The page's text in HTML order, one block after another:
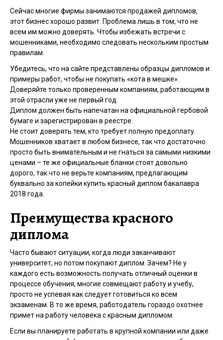
Сейчас многие фирмы занимаются продажей дипломов,
этот бизнес хорошо развит. Проблема лишь в том, что не
всем им можно доверять. Чтобы избежать встречи с
мошенниками, необходимо следовать нескольким простым
правилам.
Убедитесь, что на сайте представлены образцы дипломов и
примеры работ, чтобы не покупать «кота в мешке».
Доверяйте только проверенным компаниям, работающим в
этой отрасли уже не первый год.
Диплом должен быть напечатан на официальной гербовой
бумаге и зарегистрирован в реестре.
Не стоит доверять тем, кто требует полную предоплату.
Мошенников хватает в любом бизнесе, так что достаточно
просто быть внимательным и не гнаться за самыми низкими
ценами – те же официальные бланки стоят довольно
дорого, так что не верьте компаниям, предлагающим
буквально за копейки купить красный диплом бакалавра
2018 года.
Преимущества красного
диплома
Часто бывают ситуации, когда люди заканчивают
университет, но потом покупают диплом. Зачем? Не у
каждого есть возможность получать отличный оценки в
процессе обучения, многие совмещают работу и учебу,
просто не успевая как следует готовиться ко всем
экзаменам. В то же время, работодатель гораздо охотнее
примет на работу человека с красным дипломом.
Если вы планируете работать в крупной компании или даже